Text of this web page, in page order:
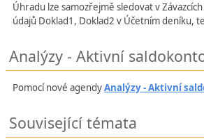
Úhradu lze samozřejmě sledovat v
údajů Doklad1, Doklad2 v Účetním deníku,
Analýzy - Aktivní
Pomocí nové agendyAnalýzy - Aktivní
Související témata